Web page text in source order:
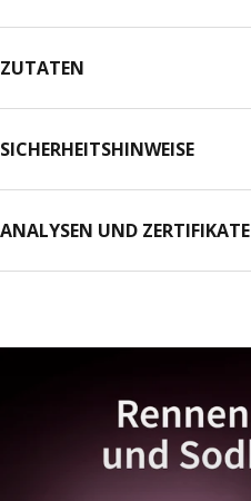
ZUTATEN
SICHERHEITSHINWEISE
ANALYSEN UND ZERTIFIKATE